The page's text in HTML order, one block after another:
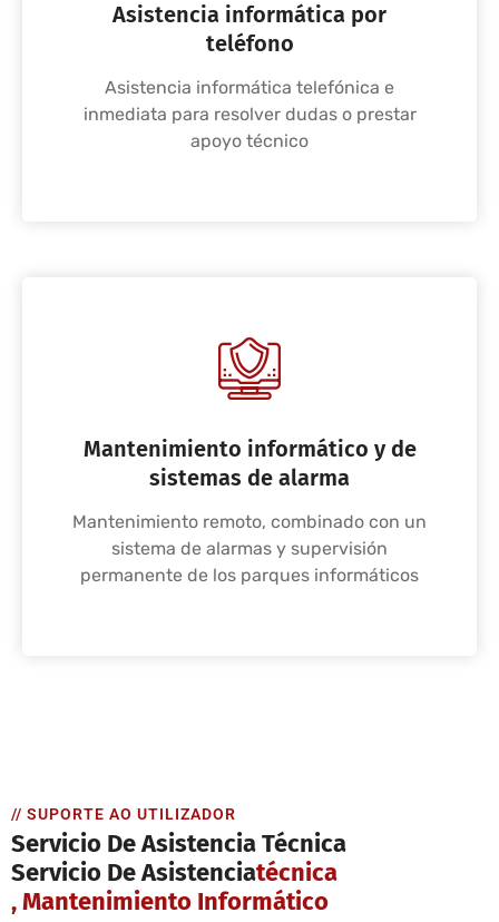
Asistencia informática por
teléfono
Asistencia informática telefónica e
inmediata para resolver dudas o prestar
apoyo técnico
Mantenimiento informático y de
sistemas de alarma
Mantenimiento remoto, combinado con un
sistema de alarmas y supervisión
permanente de los parques informáticos
// SUPORTE AO UTILIZADOR
Servicio De Asistencia Técnica
Servicio De AsistenciaTécnica
, Mantenimiento Informático